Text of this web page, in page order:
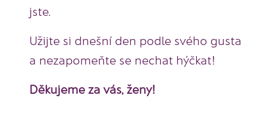
jste.
Užijte si dnešní den podle svého gusta
a nezapomeňte se nechat hýčkat!
Děkujeme za vás, ženy!